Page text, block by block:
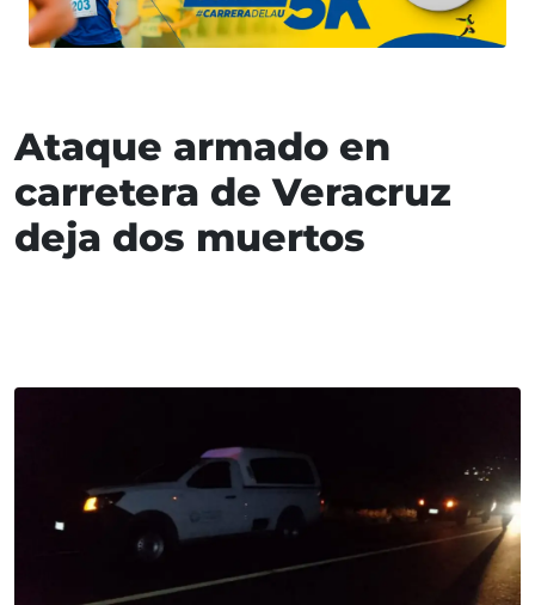
Ataque armado en
carretera de Veracruz
deja dos muertos